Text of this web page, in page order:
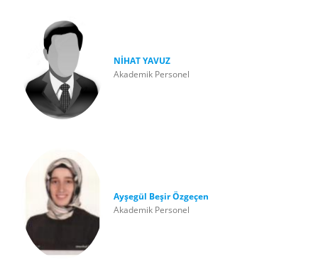
NİHAT YAVUZ
Akademik Personel
Ayşegül Beşir Özgeçen
Akademik Personel